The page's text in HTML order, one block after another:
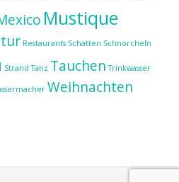
Mustique
Restaurants Schatten Schnorcheln
Strand Tanz Tauchen Trinkwasser
Weihnachten